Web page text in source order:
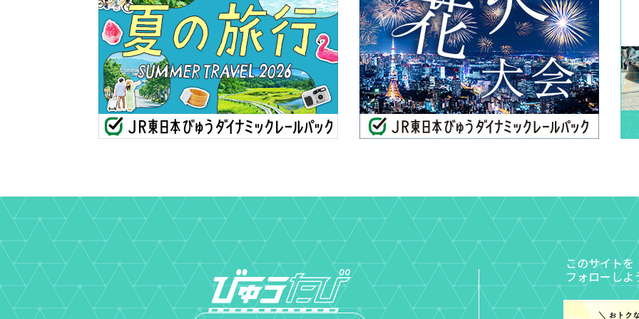
このサイトを
フォローしよ